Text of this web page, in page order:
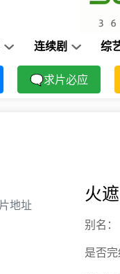
连续剧 综
🗨求片必应
地址
火
别名：
是否